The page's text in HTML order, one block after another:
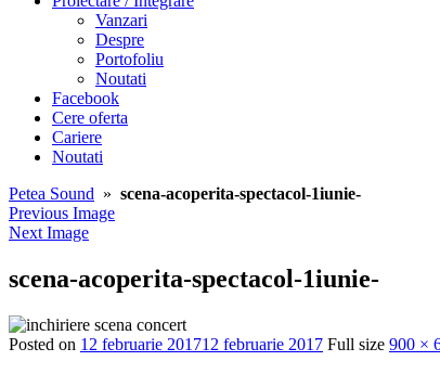
Vanzari
Despre
Portofoliu
Noutati
Facebook
Cere oferta
Cariere
Noutati
Petea Sound » scena-acoperita-spectacol-1iunie-
Previous Image
Next Image
scena-acoperita-spectacol-1iunie-
Posted on 12 februarie 201712 februarie 2017 Full size 900 ×